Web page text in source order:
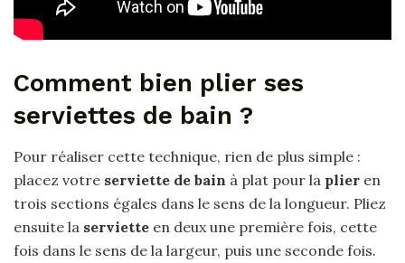
Comment bien plier ses
serviettes de bain ?
Pour réaliser cette technique, rien de plus simple :
placez votre serviette de bain à plat pour la plier en
trois sections égales dans le sens de la longueur. Pliez
ensuite la serviette en deux une première fois, cette
fois dans le sens de la largeur, puis une seconde fois.